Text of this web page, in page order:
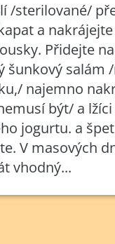
/sterilované/
a
Přidejte
šunkový salám
najemno
být/ a
jogurtu. a
V masových
vhodný...